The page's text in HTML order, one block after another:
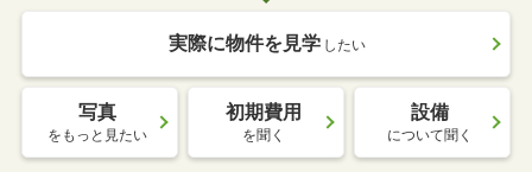
実際に物件を見学 したい
写真
をもっと見たい
初期費用
を聞く
設備
について聞く